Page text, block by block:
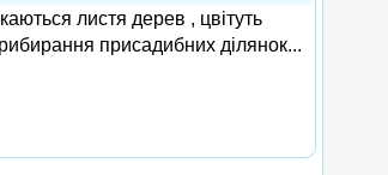
листя дерев , цвітуть
присадибних ділянок...